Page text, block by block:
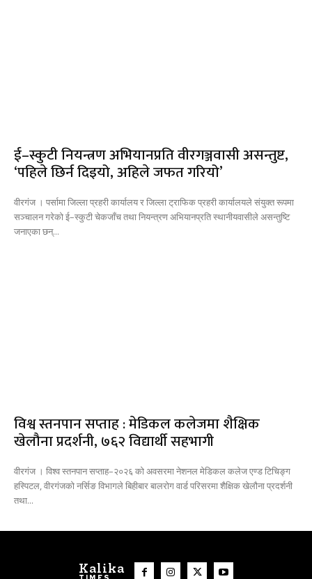
ई–स्कुटी नियन्त्रण अभियानप्रति वीरगञ्जवासी असन्तुष्ट,
‘पहिले छिर्न दिइयो, अहिले जफत गरियो’
वीरगंज । पर्सामा जिल्ला प्रहरी कार्यालय र जिल्ला ट्राफिक प्रहरी कार्यालयले संयुक्त रूपमा
सञ्चालन गरेको ई–स्कुटी चेकजाँच तथा नियन्त्रण अभियानप्रति स्थानीयवासीले असन्तुष्टि
जनाएका छन्...
विश्व स्तनपान सप्ताह : मेडिकल कलेजमा शैक्षिक
खेलौना प्रदर्शनी, ७६२ विद्यार्थी सहभागी
वीरगंज । विश्व स्तनपान सप्ताह–२०२६ को अवसरमा नेशनल मेडिकल कलेज एण्ड टिचिङ्ग
हस्पिटल, वीरगंजकाे नर्सिङ विभागले बिहीबार बालरोग वार्ड परिसरमा शैक्षिक खेलौना प्रदर्शनी
तथा...
Kalika